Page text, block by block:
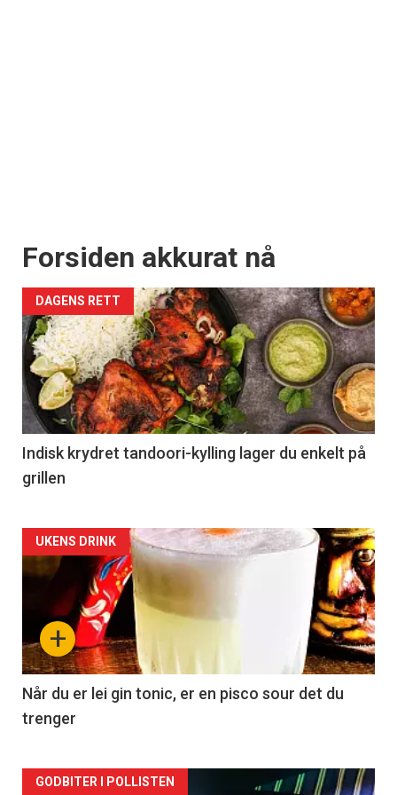
Forsiden akkurat nå
DAGENS RETT
Indisk krydret tandoori-kylling lager du enkelt på
grillen
Forsiden
akkurat
nå
-
2
+
UKENS DRINK
Når du er lei gin tonic, er en pisco sour det du
trenger
Forsiden
GODBITER I POLLISTEN